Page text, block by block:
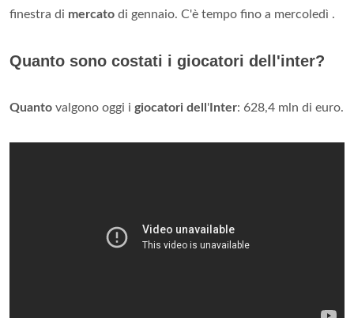
finestra di mercato di gennaio. C'è tempo fino a mercoledì .
Quanto sono costati i giocatori dell'inter?
Quanto valgono oggi i giocatori dell ' Inter: 628,4 mln di euro.